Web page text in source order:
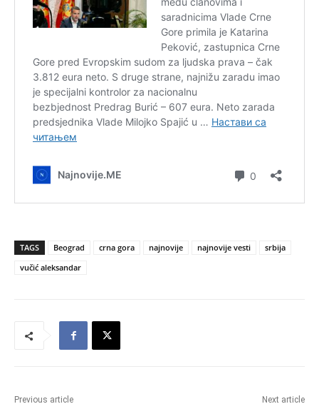
TAGS Beograd crna gora najnovije najnovije vesti
srbija
vučić aleksandar
Previous article Next article